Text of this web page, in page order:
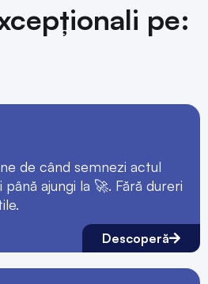
pe:
de când semnezi actul
ajungi la 🚀. Fără dureri
Descoperă